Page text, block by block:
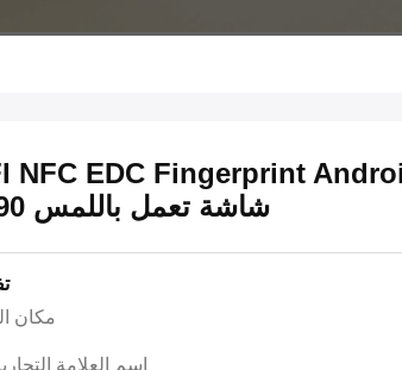
NFC EDC Fingerprint
شاشة تعمل باللمس WCT-T90
مكان
اسم العلامة